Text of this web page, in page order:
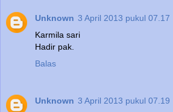
Unknown 3 April 2013 pukul 07.17
Karmila sari
Hadir pak.
Balas
Unknown 3 April 2013 pukul 07.19